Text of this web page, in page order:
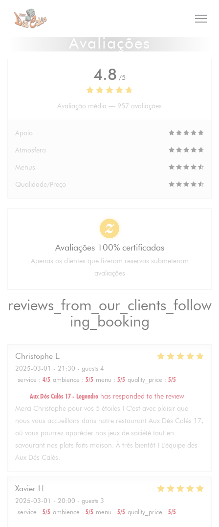
Painel de Gerenciamento de Cookies
Avaliações
reviews_from_our_clients_follow
ing_booking
Christophe L
2025-03-01 - 21:30 - guests 4
service : 4/5 ambience : 5/5 menu : 5/5 quality_price : 5/5
Aux Dés Calés 17 - Legendre has responded to the review
Merci Christophe pour vos 5 étoiles ! C'est avec plaisir que
nous vous accueillons dans notre restaurant Aux Dés Calés 17,
où vous pourrez apprécier nos jeux de société tout en
savourant nos plats faits maison. À très bientôt ! L'équipe des
Aux Dés Calés.
Xavier H
2025-03-01 - 20:00 - guests 3
service : 5/5 ambience : 5/5 menu : 5/5 quality_price : 5/5
4.8 /5
Avaliação média — 957 avaliações
Apoio
Atmosfera
Menus
Qualidade/Preço
Avaliações 100% certificadas
Apenas os clientes que fizeram reservas submeteram
avaliações